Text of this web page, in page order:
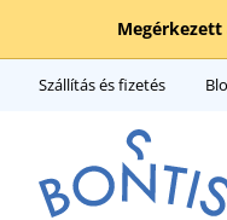
Szállítás és fizetés